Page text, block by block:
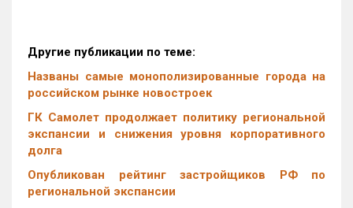
Другие публикации по теме:
Названы самые монополизированные города на
российском рынке новостроек
ГК Самолет продолжает политику региональной
экспансии и снижения уровня корпоративного
долга
Опубликован рейтинг застройщиков РФ по
региональной экспансии